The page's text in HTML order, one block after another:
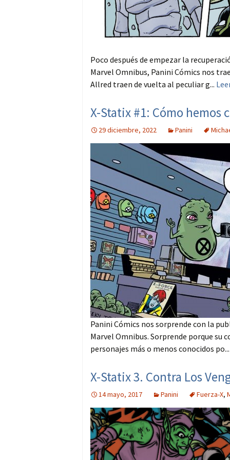
Poco después de empezar la
Marvel Omnibus, Panini Cómics nos
Allred traen de vuelta al peculiar g...
X-Statix #1: Cómo hemos
29 diciembre, 2022 Panini
Panini Cómics nos sorprende con la
Marvel Omnibus. Sorprende porque su
personajes más o menos conocidos
X-Statix 3. Contra Los
14 mayo, 2017 Panini Fuerza-X,